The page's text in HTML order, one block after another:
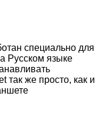
специально для
Русском языке
так же просто, как и